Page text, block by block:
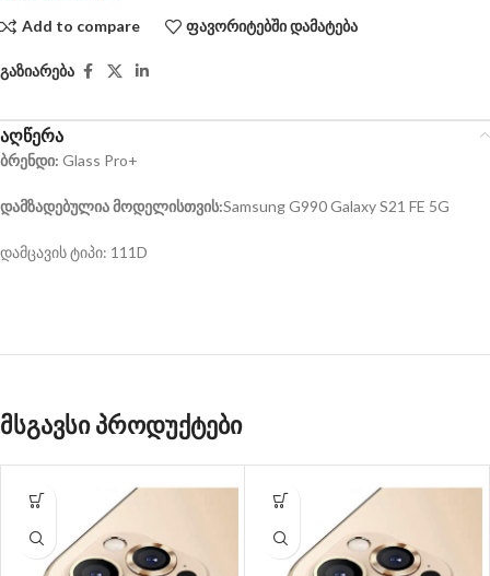
Add to compare ფავორიტებში დამატება
გაზიარება
აღწერა
ბრენდი: Glass Pro+
დამზადებულია მოდელისთვის:Samsung G990 Galaxy S21 FE 5G
დამცავის ტიპი: 111D
მსგავსი პროდუქტები